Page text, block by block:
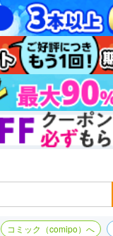
コミック（comipo）へ